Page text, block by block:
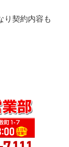
り契約内容も